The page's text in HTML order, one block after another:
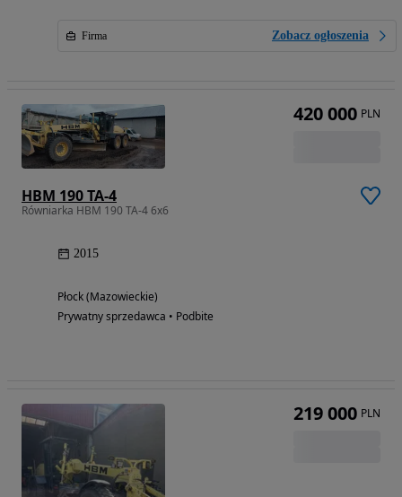
Firma Zobacz ogłoszenia
HBM 190 TA-4
Równiarka HBM 190 TA-4 6x6
2015
Płock (Mazowieckie)
Prywatny sprzedawca • Podbite
420 000 PLN
219 000 PLN